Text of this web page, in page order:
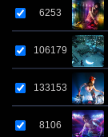
6253
106179
133153
8106